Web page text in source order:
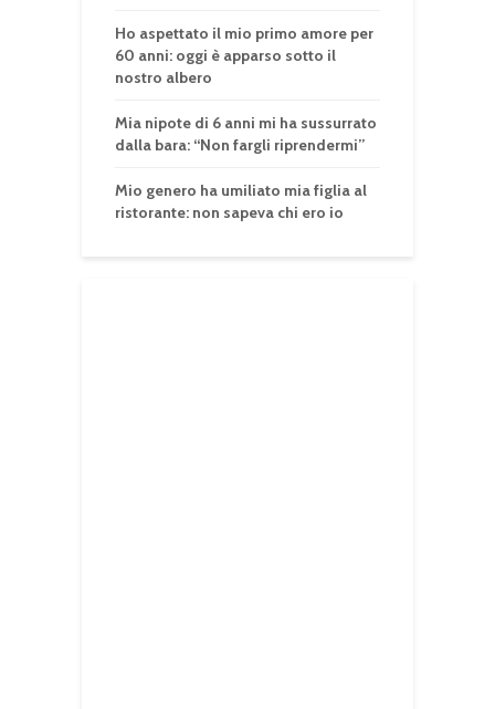
Ho aspettato il mio primo amore per
60 anni: oggi è apparso sotto il
nostro albero
Mia nipote di 6 anni mi ha sussurrato
dalla bara: “Non fargli riprendermi”
Mio genero ha umiliato mia figlia al
ristorante: non sapeva chi ero io